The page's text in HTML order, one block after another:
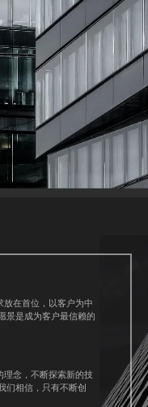
放在首位，以客户为中
景是成为客户最信赖的
理念，不断探索新的技
们相信，只有不断创